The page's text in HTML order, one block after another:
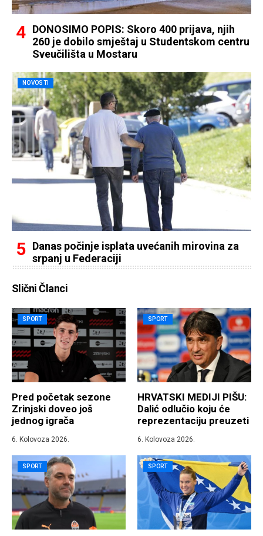
DONOSIMO POPIS: Skoro 400 prijava, njih
260 je dobilo smještaj u Studentskom centru
Sveučilišta u Mostaru
NOVOSTI
Danas počinje isplata uvećanih mirovina za
srpanj u Federaciji
Slični Članci
SPORT
Pred početak sezone
Zrinjski doveo još
jednog igrača
6. Kolovoza 2026.
SPORT
HRVATSKI MEDIJI PIŠU:
Dalić odlučio koju će
reprezentaciju preuzeti
6. Kolovoza 2026.
SPORT SPORT